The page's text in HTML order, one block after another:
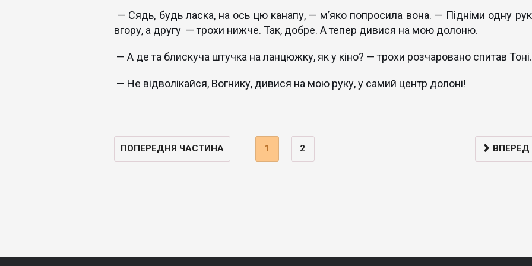
— Сядь, будь ласка, на ось цю канапу, — м’яко попросила вона. — Підніми одну
вгору, а другу — трохи нижче. Так, добре. А тепер дивися на мою долоню.
— А де та блискуча штучка на ланцюжку, як у кіно? — трохи розчаровано спитав Тоні.
— Не відволікайся, Вогнику, дивися на мою руку, у самий центр долоні!
ПОПЕРЕДНЯ ЧАСТИНА 1 2 ВПЕРЕД